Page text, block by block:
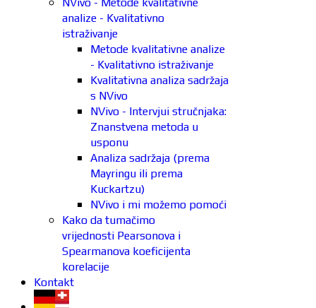
analize - Kvalitativno
istraživanje
Metode kvalitativne analize
- Kvalitativno istraživanje
Kvalitativna analiza sadržaja
s NVivo
NVivo - Intervjui stručnjaka:
Znanstvena metoda u
usponu
Analiza sadržaja (prema
Mayringu ili prema
Kuckartzu)
NVivo i mi možemo pomoći
Kako da tumačimo
vrijednosti Pearsonova i
Spearmanova koeficijenta
korelacije
Kontakt